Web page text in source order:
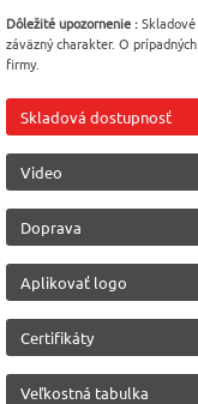
Výrobca
Canis (CXS)
CXS
Dôležité upozornenie :
záväzný charakter. O
firmy.
Skladová dostupnosť
Video
Doprava
Aplikovať logo
Certifikáty
Veľkostná tabulka